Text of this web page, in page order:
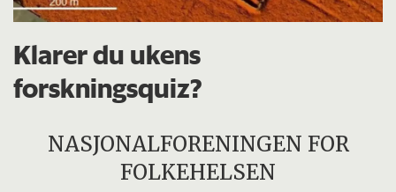
Klarer du ukens
forskningsquiz?
NASJONALFORENINGEN FOR
FOLKEHELSEN